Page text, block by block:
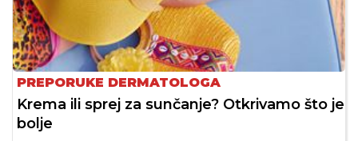
PREPORUKE DERMATOLOGA
Krema ili sprej za sunčanje? Otkrivamo što je
bolje